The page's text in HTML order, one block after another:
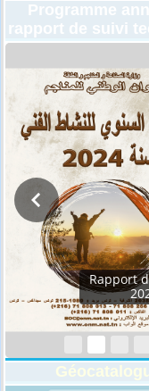
Programme
rapport de suivi
Rapport